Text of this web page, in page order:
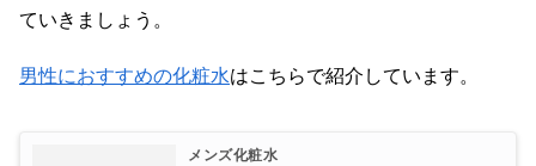
ていきましょう。
男性におすすめの化粧水はこちらで紹介しています。
メンズ化粧水